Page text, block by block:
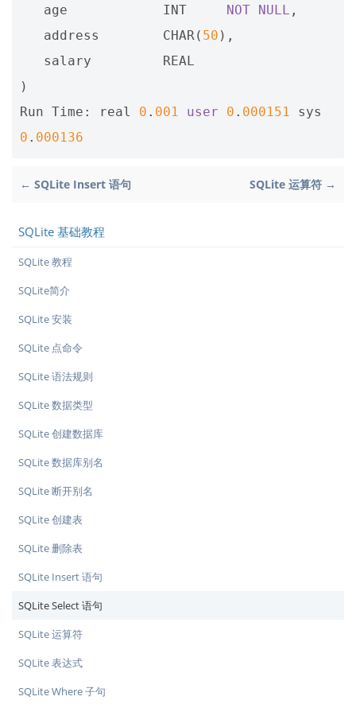
age INT NOT NULL ,
address
CHAR( 50 ),
salary
REAL
)
Run Time : real 0 . 001 user 0 . 000151
sys
0 . 000136
← SQLite Insert 语句 SQLite 运算符 →
SQLite 基础教程
SQLite 教程
SQLite简介
SQLite 安装
SQLite 点命令
SQLite 语法规则
SQLite 数据类型
SQLite 创建数据库
SQLite 数据库别名
SQLite 断开别名
SQLite 创建表
SQLite 删除表
SQLite Insert 语句
SQLite Select 语句
SQLite 运算符
SQLite 表达式
SQLite Where 子句